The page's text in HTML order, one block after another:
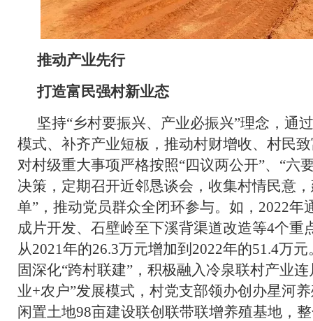
推动产业先行
打造富民强村新业态
坚持“乡村要振兴、产业必振兴”理念，通
模式、补齐产业短板，推动村财增收、村民
对村级重大事项严格按照“四议两公开”、“六
决策，定期召开近邻恳谈会，收集村情民意
单”，推动党员群众全闭环参与。如，2022年
成片开发、石壁岭至下溪背渠道改造等4个重
从2021年的26.3万元增加到2022年的51.4万
固深化“跨村联建”，积极融入冷泉联村产业
业+农户”发展模式，村党支部领办创办星河
闲置土地98亩建设联创联带联增养殖基地，